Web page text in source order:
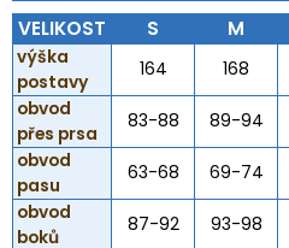
VELIKOST S M
výška
postavy
164 168
obvod
přes prsa
83-88 89-94
obvod
pasu
63-68 69-74
obvod
boků
87-92 93-98